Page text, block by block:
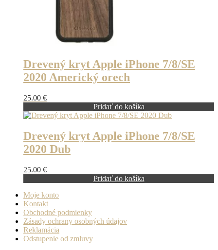
Drevený kryt Apple iPhone 7/8/SE
2020 Americký orech
25.00 €
Pridať do košíka
Drevený kryt Apple iPhone 7/8/SE
2020 Dub
25.00 €
Pridať do košíka
Moje konto
Kontakt
Obchodné podmienky
Zásady ochrany osobných údajov
Reklamácia
Odstupenie od zmluvy